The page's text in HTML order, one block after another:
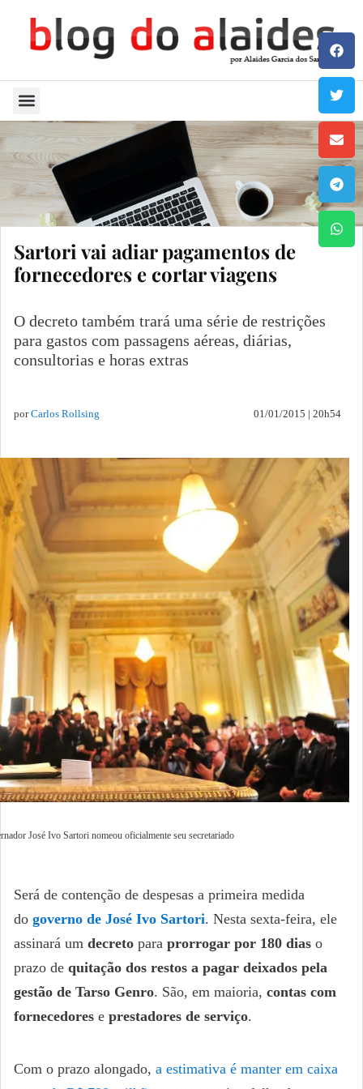
Sartori vai adiar pagamentos de
fornecedores e cortar viagens
O decreto também trará uma série de restrições
para gastos com passagens aéreas, diárias,
consultorias e horas extras
porCarlos Rollsing 01/01/2015 | 20h54
José Ivo Sartori nomeou oficialmente seu secretariado
Será de contenção de despesas a primeira medida
do governo de José Ivo Sartori. Nesta sexta-feira, ele
assinará um decreto para prorrogar por 180 dias o
prazo de quitação dos restos a pagar deixados pela
gestão de Tarso Genro. São, em maioria, contas com
fornecedores e prestadores de serviço.
Com o prazo alongado, a estimativa é manter em caixa